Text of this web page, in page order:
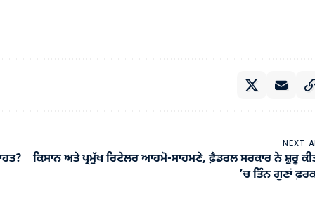
NEXT
ਕਿਸਾਨ ਅਤੇ ਪ੍ਰਮੁੱਖ ਰਿਟੇਲਰ ਆਹਮੋ-ਸਾਹਮਣੇ, ਫ਼ੈਡਰਲ ਸਰਕਾਰ ਨੇ ਸ਼ੁਰੂ
’ਚ ਤਿੰਨ ਗੁਣਾਂ